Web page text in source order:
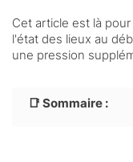
Cet article est là
l'état des lieux au
une pression
📑 Sommaire :